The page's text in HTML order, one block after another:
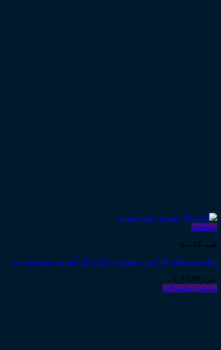
مشاهده
همه‌ـ‌کتاب‌ها
منابع دوره‌های کارآموزی قضاوت (اداره کل آموزش قوه قضاییه)
نمره 5.00 از 5
نمایش محصولات